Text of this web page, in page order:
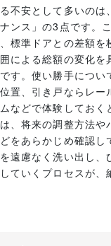
不安として多いのは
ンス」の3点です。
標準ドアとの差額を
による総額の変化を
す。使い勝手につい
置、引き戸ならレー
などで体験しておく
、将来の調整方法や
をあらかじめ確認し
遠慮なく洗い出し、
ていくプロセスが、